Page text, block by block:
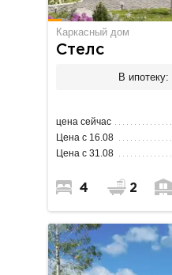
Каркасный дом
Стелс
В ипотеку:
цена сейчас
Цена с 16.08
Цена с 31.08
4 2